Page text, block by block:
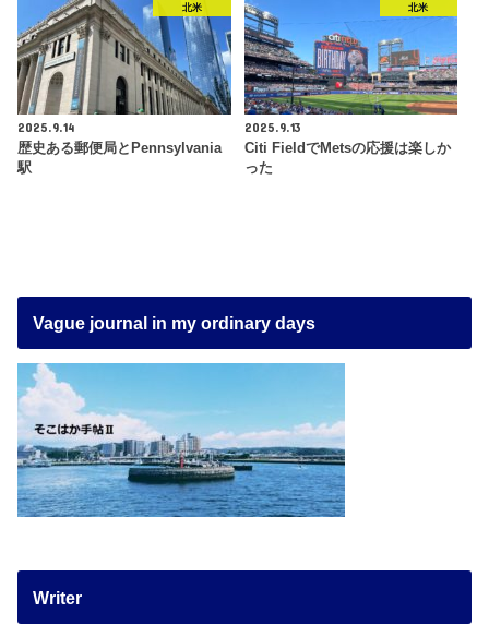
北米
2025.9.14
歴史ある郵便局とPennsylvania
駅
北米
2025.9.13
Citi FieldでMetsの応援は楽しか
った
Vague journal in my ordinary days
Writer